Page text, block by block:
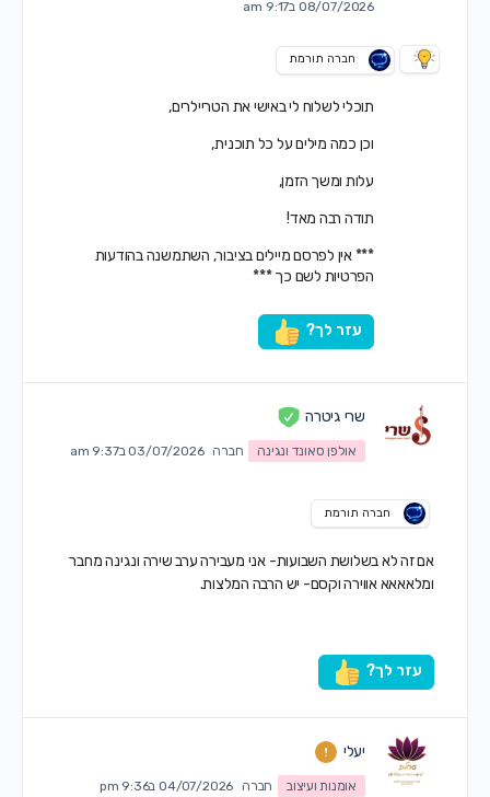
08/07/2026 ב9:17 am
חברה תורמת
תוכלי לשלוח לי באישי את הטריילרים,
וכן כמה מילים על כל תוכנית,
עלות ומשך הזמן,
תודה רבה מאד!
*** אין לפרסם מיילים בציבור, השתמשנה בהודעות
הפרטיות לשם כך ***
עזר לך?
שרי גיטרה
אולפן סאונד ונגינה חברה 03/07/2026 ב9:37 am
חברה תורמת
אם זה לא בשלושת השבועות- אני מעבירה ערב שירה ונגינה מחבר
ומלאאאא אווירה וקסם- יש הרבה המלצות.
עזר לך?
יעלי
אומנות ועיצוב חברה 04/07/2026 ב9:36 pm